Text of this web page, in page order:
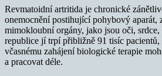
Revmatoidní artritida je chronické
onemocnění postihující pohybový aparát,
mimokloubní orgány, jako jsou oči,
republice jí trpí přibližně 91 tisíc
včasnému zahájení biologické terapie
a pracovat déle.